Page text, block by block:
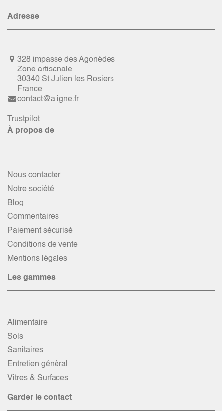
Adresse
328 impasse des Agonèdes
Zone artisanale
30340 St Julien les Rosiers
France
contact@aligne.fr
Trustpilot
À propos de
Nous contacter
Notre société
Blog
Commentaires
Paiement sécurisé
Conditions de vente
Mentions légales
Les gammes
Alimentaire
Sols
Sanitaires
Entretien général
Vitres & Surfaces
Garder le contact